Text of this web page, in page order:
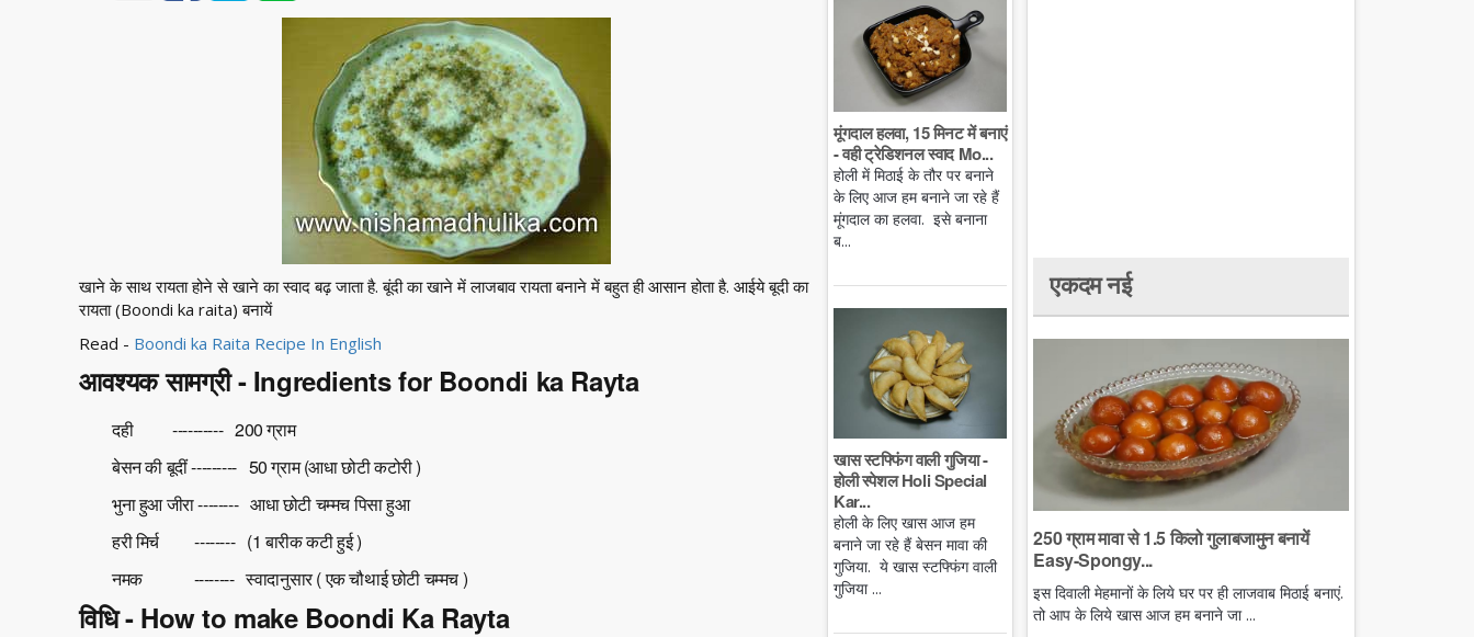
खाने के साथ रायता होने से खाने का स्वाद बढ़ जाता है. बूंदी का खाने में लाजबाव रायता बनाने में बहुत ही आसान होता है. आईये बूदी का
रायता (Boondi ka raita) बनायें
Read - Boondi ka Raita Recipe In English
आवश्यक सामग्री - Ingredients for Boondi ka Rayta
दही ---------- 200 ग्राम
बेसन की बूदीं --------- 50 ग्राम (आधा छोटी कटोरी )
भुना हुआ जीरा -------- आधा छोटी चम्मच पिसा हुआ
हरी मिर्च -------- (1 बारीक कटी हुई )
नमक -------- स्वादानुसार ( एक चौथाई छोटी चम्मच )
विधि - How to make Boondi Ka Rayta
मूंगदाल हलवा, 15 मिनट में बनाएं
- वही ट्रेडिशनल स्वाद Mo...
होली में मिठाई के तौर पर बनाने
के लिए आज हम बनाने जा रहे हैं
मूंगदाल का हलवा. इसे बनाना
ब...
खास स्टफ्फिंग वाली गुजिया -
होली स्पेशल Holi Special
Kar...
होली के लिए खास आज हम
बनाने जा रहे हैं बेसन मावा की
गुजिया. ये खास स्टफ्फिंग वाली
गुजिया ...
एकदम नई
250 ग्राम मावा से 1.5 किलो गुलाबजामुन बनायें
Easy-Spongy...
इस दिवाली मेहमानों के लिये घर पर ही लाजवाब मिठाई बनाएं.
तो आप के लिये खास आज हम बनाने जा ...